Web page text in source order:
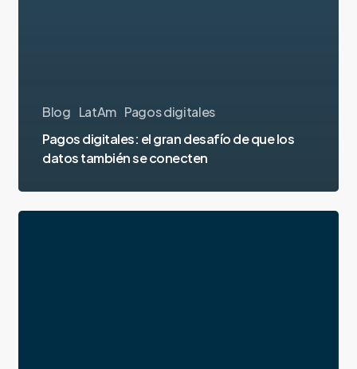
Blog LatAm Pagos digitales
Pagos digitales: el gran desafío de que los
datos también se conecten